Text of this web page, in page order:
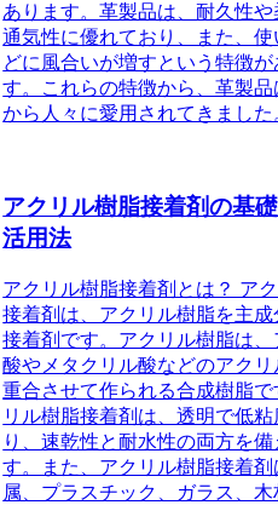
あります。革製品は、耐久性や
通気性に優れており、また、使
どに風合いが増すという特徴が
す。これらの特徴から、革製品
から人々に愛用されてきました
アクリル樹脂接着剤の基
活用法
アクリル樹脂接着剤とは？ ア
接着剤は、アクリル樹脂を主成
接着剤です。アクリル樹脂は
酸やメタクリル酸などのアクリ
重合させて作られる合成樹脂で
リル樹脂接着剤は、透明で低粘
り、速乾性と耐水性の両方を備
す。また、アクリル樹脂接着剤
属、プラスチック、ガラス、木